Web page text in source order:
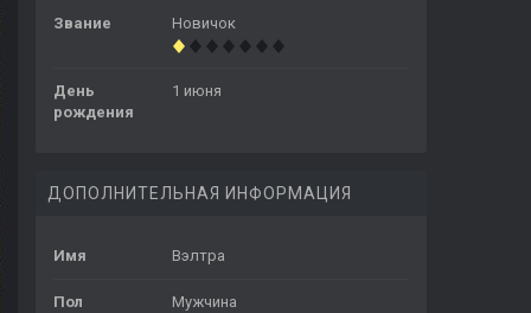
Звание Новичок
День
рождения
1 июня
ДОПОЛНИТЕЛЬНАЯ ИНФОРМАЦИЯ
Имя Вэлтра
Пол Мужчина